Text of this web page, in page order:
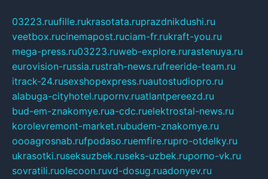
03223.ruufille.rukrasotata.ruprazdnikdushi.ru
veetbox.rucinemapost.ruciam-fr.rukraft-you.ru
mega-press.ru03223.ruweb-explore.rurastenuya.ru
eurovision-russia.rustrah-news.rufreeride-team.ru
itrack-24.rusexshopexpress.ruautostudiopro.ru
alabuga-cityhotel.rupornv.ruatlantpereezd.ru
bud-em-znakomye.rua-cdc.ruelektrostal-news.ru
korolevremont-market.rubudem-znakomye.ru
oooagrosnab.rufpodaso.ruemfire.rupro-otdelky.ru
ukrasotki.ruseksuzbek.ruseks-uzbek.ruporno-vk.ru
sovratili.ruolecoon.ruvd-dosug.ruadonyev.ru